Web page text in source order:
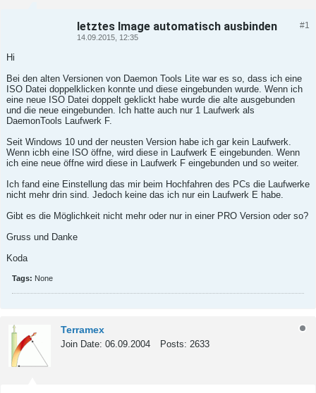
#1
letztes Image automatisch ausbinden
14.09.2015, 12:35
Hi
Bei den alten Versionen von Daemon Tools Lite war es so, dass ich eine
ISO Datei doppelklicken konnte und diese eingebunden wurde. Wenn ich
eine neue ISO Datei doppelt geklickt habe wurde die alte ausgebunden
und die neue eingebunden. Ich hatte auch nur 1 Laufwerk als
DaemonTools Laufwerk F.
Seit Windows 10 und der neusten Version habe ich gar kein Laufwerk.
Wenn icbh eine ISO öffne, wird diese in Laufwerk E eingebunden. Wenn
ich eine neue öffne wird diese in Laufwerk F eingebunden und so weiter.
Ich fand eine Einstellung das mir beim Hochfahren des PCs die Laufwerke
nicht mehr drin sind. Jedoch keine das ich nur ein Laufwerk E habe.
Gibt es die Möglichkeit nicht mehr oder nur in einer PRO Version oder so?
Gruss und Danke
Koda
Tags: None
Terramex
Join Date: 06.09.2004 Posts: 2633